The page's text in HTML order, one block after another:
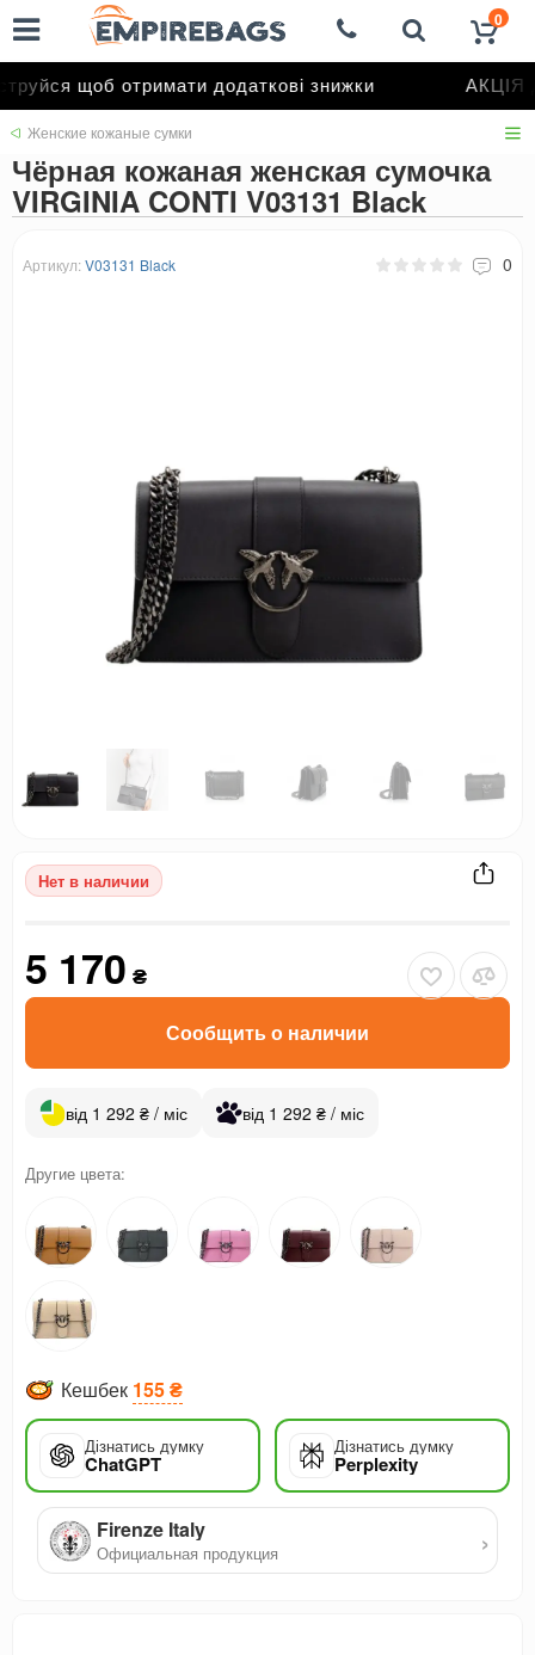
щоб отримати додаткові знижки АКЦІЯ
0
Женские кожаные сумки
Чёрная кожаная женская сумочка
VIRGINIA CONTI V03131 Black
Артикул: V03131 Black 0
Нет в наличии
5 170 ₴
Сообщить о наличии
від 1 292 ₴ / міс від 1 292 ₴ / міс
Другие цвета:
Кешбек 155 ₴
Дізнатись думку
ChatGPT
Дізнатись думку
Perplexity
Firenze Italy
Официальная продукция ›